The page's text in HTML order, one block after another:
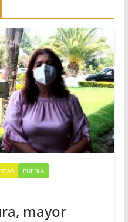
PUEBLA
mayor